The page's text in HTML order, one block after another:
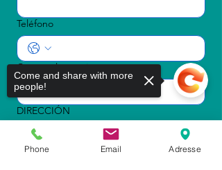
Teléfono
Correo electrónico
DIRECCIÓN
Fecha de llegada
Phone Email Adresse
Come and share with more
people!